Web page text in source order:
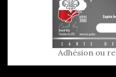
Adhésion ou